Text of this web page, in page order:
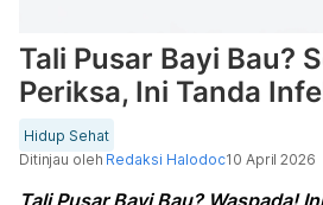
Tali Pusar Bayi Bau?
Periksa, Ini Tanda
Hidup Sehat
Ditinjau oleh Redaksi Halodoc10 April 2026
Tali Pusar Bayi Bau? Waspada!